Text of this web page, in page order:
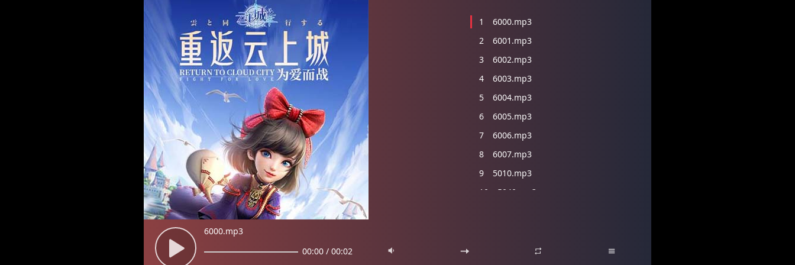
6000.mp3
00:00 / 00:02
1
6000.mp3
2
6001.mp3
3
6002.mp3
4
6003.mp3
5
6004.mp3
6
6005.mp3
7
6006.mp3
8
6007.mp3
9
5010.mp3
10
5040.mp3
7006.mp3